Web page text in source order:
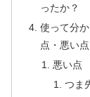
ったか？
使って分
点・悪い点
悪い点
つま